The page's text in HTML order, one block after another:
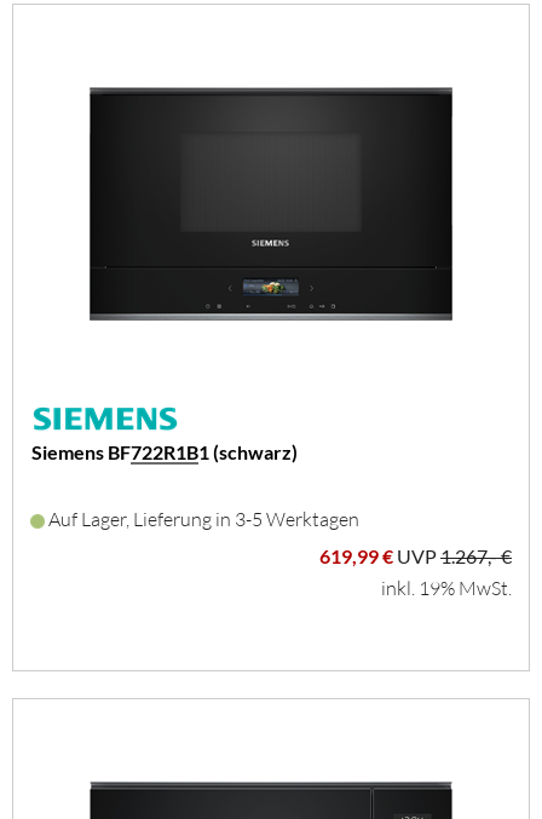
Siemens BF722R1B1 (schwarz)
Auf Lager, Lieferung in 3-5 Werktagen
619,99 € UVP1.267,- €
inkl. 19% MwSt.